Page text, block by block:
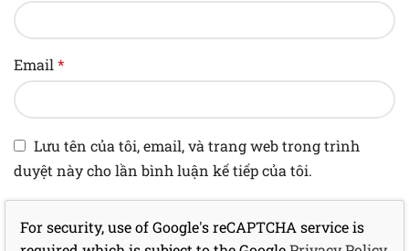
Email *
Lưu tên của tôi, email, và trang web trong trình
duyệt này cho lần bình luận kế tiếp của tôi.
For security, use of Google's reCAPTCHA service is